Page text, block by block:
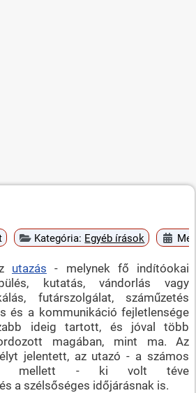
Kategória: Egyéb írások
utazás - melynek fő indítóokai
kutatás, vándorlás vagy
futárszolgálat, száműzetés
és a kommunikáció fejletlensége
ideig tartott, és jóval több
magában, mint ma. Az
jelentett, az utazó - a számos
mellett - ki volt téve
a szélsőséges időjárásnak is.